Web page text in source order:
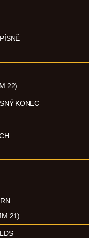
22)
KONEC
21)